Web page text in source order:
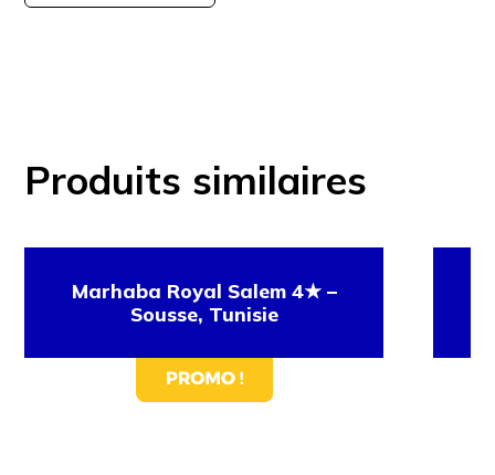
Produits similaires
Marhaba Royal Salem 4★ –
Sousse, Tunisie